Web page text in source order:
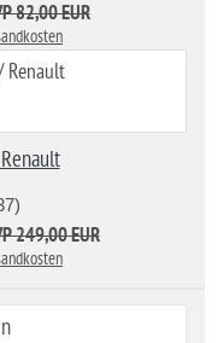
82,00 EUR
249,00 EUR